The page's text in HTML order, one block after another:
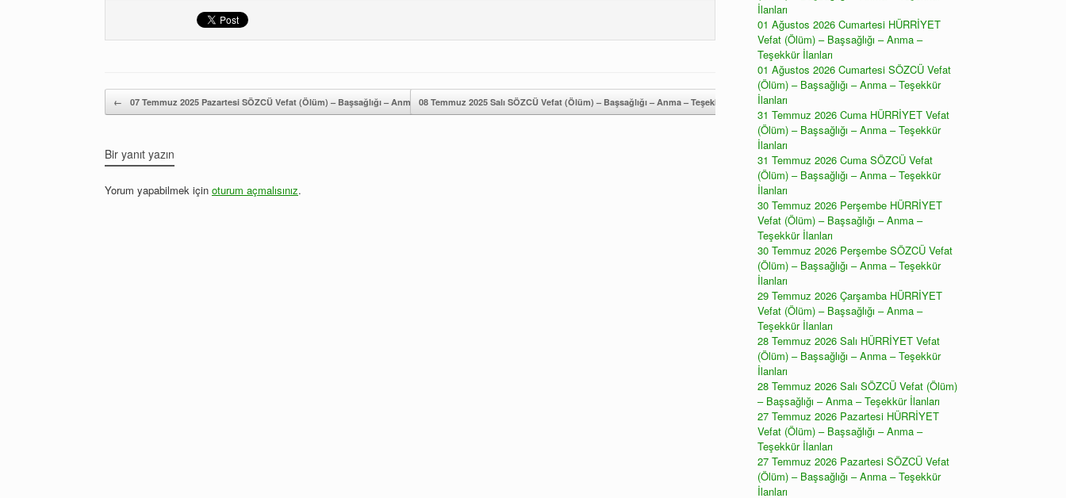
Yazı gezintisi
← 07 Temmuz 2025 Pazartesi SÖZCÜ Vefat (Ölüm) – Başsağlığı – Anma – Teşekkür İlanları08 Temmuz 2025 Salı SÖZCÜ Vefat (Ölüm) – Başsağlığı – Anma – Teşekkür İlanları →
Bir yanıt yazın
Yorum yapabilmek için oturum açmalısınız.
İlanları
01 Ağustos 2026 Cumartesi HÜRRİYET
Vefat (Ölüm) – Başsağlığı – Anma –
Teşekkür İlanları
01 Ağustos 2026 Cumartesi SÖZCÜ Vefat
(Ölüm) – Başsağlığı – Anma – Teşekkür
İlanları
31 Temmuz 2026 Cuma HÜRRİYET Vefat
(Ölüm) – Başsağlığı – Anma – Teşekkür
İlanları
31 Temmuz 2026 Cuma SÖZCÜ Vefat
(Ölüm) – Başsağlığı – Anma – Teşekkür
İlanları
30 Temmuz 2026 Perşembe HÜRRİYET
Vefat (Ölüm) – Başsağlığı – Anma –
Teşekkür İlanları
30 Temmuz 2026 Perşembe SÖZCÜ Vefat
(Ölüm) – Başsağlığı – Anma – Teşekkür
İlanları
29 Temmuz 2026 Çarşamba HÜRRİYET
Vefat (Ölüm) – Başsağlığı – Anma –
Teşekkür İlanları
28 Temmuz 2026 Salı HÜRRİYET Vefat
(Ölüm) – Başsağlığı – Anma – Teşekkür
İlanları
28 Temmuz 2026 Salı SÖZCÜ Vefat (Ölüm)
– Başsağlığı – Anma – Teşekkür İlanları
27 Temmuz 2026 Pazartesi HÜRRİYET
Vefat (Ölüm) – Başsağlığı – Anma –
Teşekkür İlanları
27 Temmuz 2026 Pazartesi SÖZCÜ Vefat
(Ölüm) – Başsağlığı – Anma – Teşekkür
İlanları